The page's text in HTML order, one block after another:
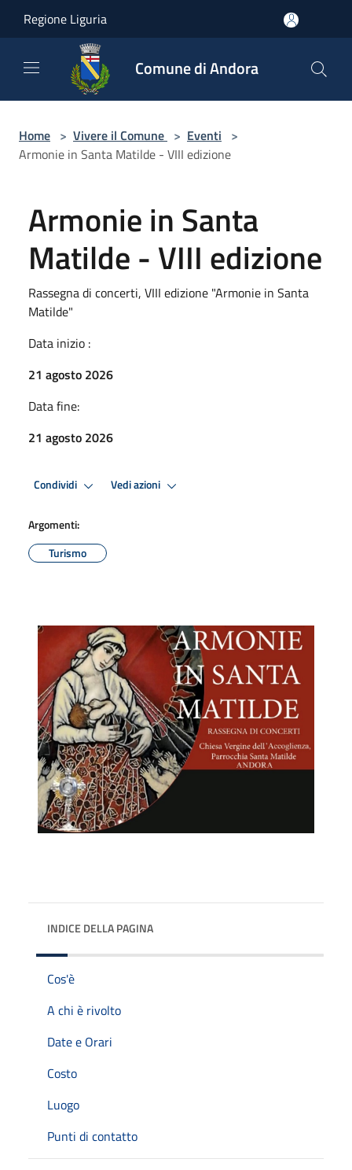
Regione Liguria
Comune di Andora
Home > Vivere il Comune > Eventi >
Armonie in Santa Matilde - VIII edizione
Armonie in Santa
Matilde - VIII edizione
Rassegna di concerti, VIII edizione "Armonie in Santa
Matilde"
Data inizio :
21 agosto 2026
Data fine:
21 agosto 2026
Condividi Vedi azioni
Argomenti:
Turismo
INDICE DELLA PAGINA
Cos'è
A chi è rivolto
Date e Orari
Costo
Luogo
Punti di contatto